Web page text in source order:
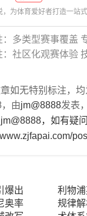
，为体育爱好者打造一站
：多类型赛事覆盖
：社区化观赛体验
如无特别标注，
由jm@8888发表
jm@8888，如有疑
爆出
奥率
利物
规律